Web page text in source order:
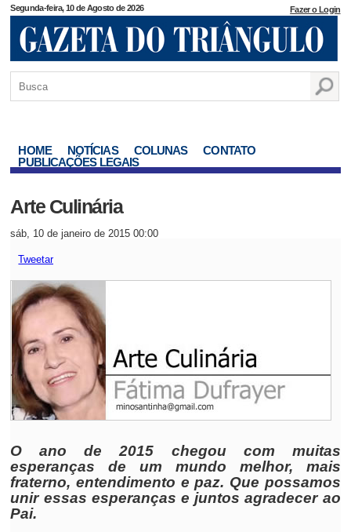
Segunda-feira, 10 de Agosto de 2026 Fazer o Login
HOME NOTÍCIAS COLUNAS
CONTATO
PUBLICAÇÕES LEGAIS
Arte Culinária
sáb, 10 de janeiro de 2015 00:00
Tweetar
O ano de 2015 chegou com muitas
esperanças de um mundo melhor, mais
fraterno, entendimento e paz. Que possamos
unir essas esperanças e juntos agradecer ao
Pai.